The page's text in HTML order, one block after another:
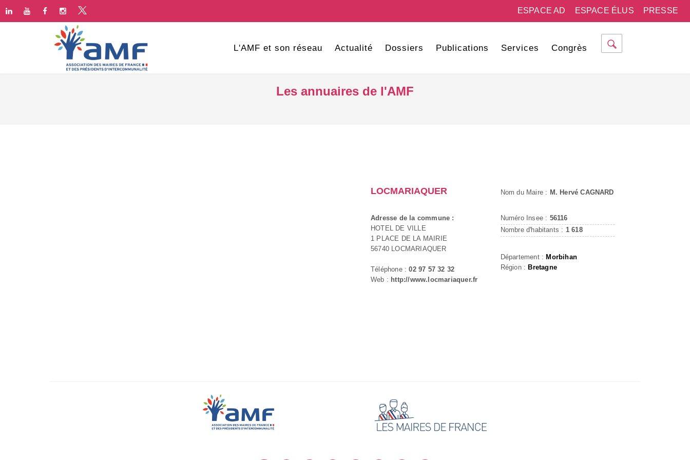
PRESSE
ESPACE ÉLUS
ESPACE AD
L'AMF et son réseau Actualité Dossiers Publications Services Congrès
Les annuaires de l'AMF
LOCMARIAQUER
Adresse de la commune :
HOTEL DE VILLE
1 PLACE DE LA MAIRIE
56740 LOCMARIAQUER
Téléphone :02 97 57 32 32
Web : http://www.locmariaquer.fr
Nom du Maire : M. Hervé CAGNARD
Numéro Insee : 56116
Nombre d'habitants : 1 618
Département : Morbihan
Région : Bretagne